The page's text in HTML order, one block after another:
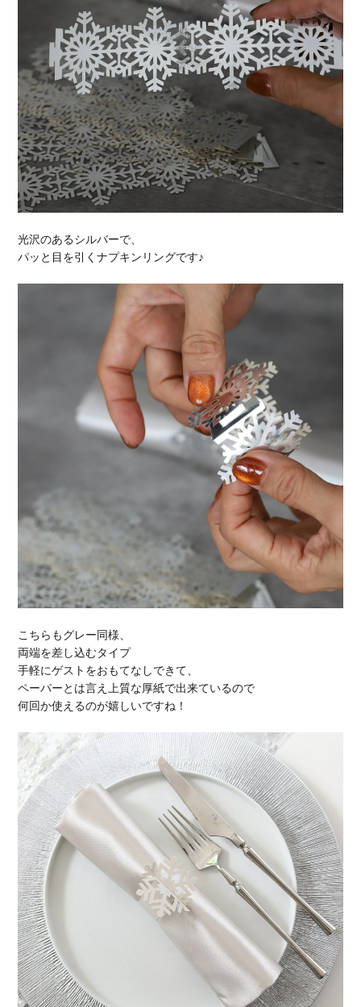
光沢のあるシルバーで、
パッと目を引くナプキンリングです♪
こちらもグレー同様、
両端を差し込むタイプ
手軽にゲストをおもてなしできて、
ペーパーとは言え上質な厚紙で出来ているので
何回か使えるのが嬉しいですね！